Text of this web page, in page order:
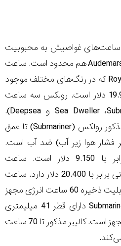
ساعت‌های غواصیش به محبوبیت
هم محدود است. ساعت
که در رنگ‌های مختلف موجود
است دارای قیمت 19.900 دلار است. رولکس سه ساعت
،Sea Dweller و Deepsea
).
رولکس (Submariner) تا عمق
اتمسفر فشار هوا زیر آب) ضد آب است.
ساعت
20.400 دلار دارد. ساعت
به کالیبر 3120 با قابلیت ذخیره 60 ساعت انرژی مجهز
دارای قطر 41 میلیمتری
بوده و به کالیبر 3235 مجهز است. کالیبر مذکور تا 70 ساعت